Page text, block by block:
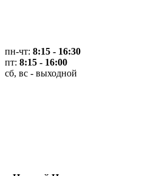
пн-чт: 8:15 - 16:30
пт: 8:15 - 16:00
сб, вс - выходной